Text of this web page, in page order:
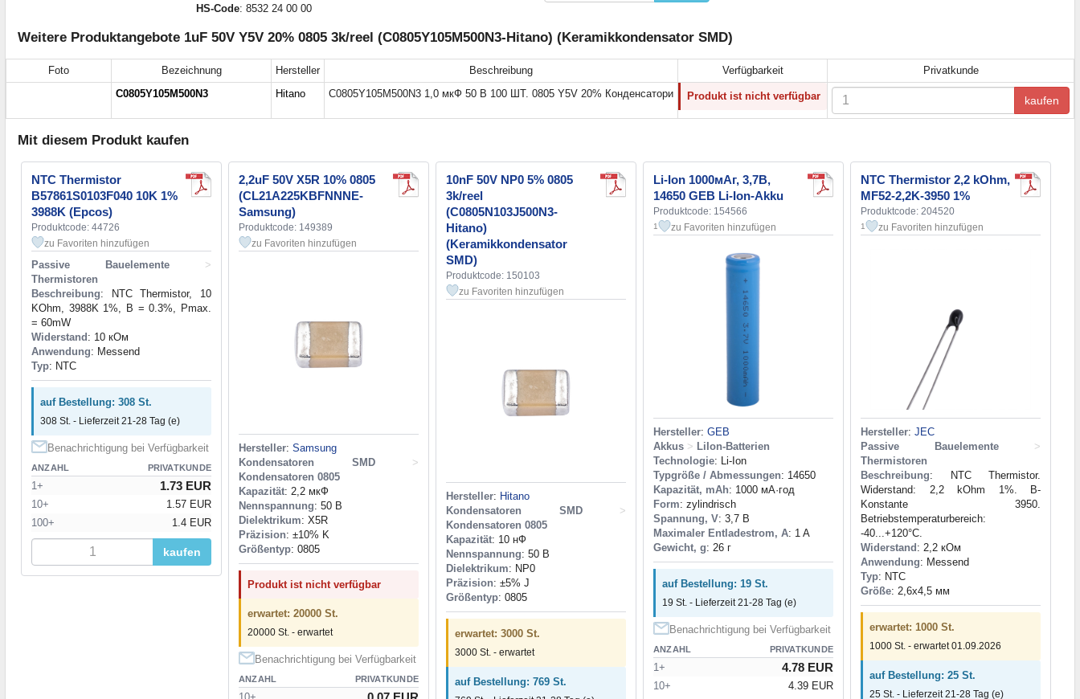
HS-Code: 8532 24 00 00
Weitere Produktangebote 1uF 50V Y5V 20% 0805 3k/reel (C0805Y105M500N3-Hitano) (Keramikkondensator SMD)
Foto Bezeichnung Hersteller Beschreibung Verfügbarkeit
Privatkunde
C0805Y105M500N3
Hitano C0805Y105M500N3 1,0 мкФ 50 В 100 ШТ. 0805 Y5V 20% Конденсатори Produkt ist nicht verfügbar kaufen
Mit diesem Produkt kaufen
NTC Thermistor
B57861S0103F040 10K 1%
3988K (Epcos)
Produktcode: 44726
zu Favoriten hinzufügen
Passive Bauelemente
>
Thermistoren
Beschreibung: NTC Thermistor, 10
KOhm, 3988K 1%, B = 0.3%, Pmax.
= 60mW
Widerstand : 10 кОм
Anwendung: Messend
Typ: NTC
auf Bestellung: 308 St.
308 St. - Lieferzeit 21-28 Tag (e)
Benachrichtigung bei Verfügbarkeit
ANZAHL PRIVATKUNDE
1+ 1.73 EUR
10+
1.57 EUR
100+
1.4 EUR
kaufen
2,2uF 50V X5R 10% 0805
(CL21A225KBFNNNE-
Samsung)
Produktcode: 149389
zu Favoriten hinzufügen
Hersteller: Samsung
Kondensatoren SMD
>
Kondensatoren 0805
Kapazität: 2,2 мкФ
Nennspannung: 50 В
Dielektrikum: X5R
Präzision: ±10% K
Größentyp: 0805
Produkt ist nicht verfügbar
erwartet: 20000 St.
20000 St. - erwartet
Benachrichtigung bei Verfügbarkeit
ANZAHL PRIVATKUNDE
10nF 50V NP0 5% 0805
3k/reel
(C0805N103J500N3-
Hitano)
(Keramikkondensator
SMD)
Produktcode: 150103
zu Favoriten hinzufügen
Hersteller: Hitano
Kondensatoren SMD
>
Kondensatoren 0805
Kapazität: 10 нФ
Nennspannung: 50 В
Dielektrikum: NP0
Präzision: ±5% J
Größentyp: 0805
erwartet: 3000 St.
3000 St. - erwartet
auf Bestellung: 769 St.
Li-Ion 1000мАг, 3,7В,
14650 GEB Li-Ion-Akku
Produktcode: 154566
1 zu Favoriten hinzufügen
Hersteller: GEB
Akkus > LiIon-Batterien
Technologie: Li-Ion
Typgröße / Abmessungen: 14650
Kapazität, mAh: 1000 мА·год
Form: zylindrisch
Spannung, V: 3,7 В
Maximaler Entladestrom, A: 1 A
Gewicht, g: 26 г
auf Bestellung: 19 St.
19 St. - Lieferzeit 21-28 Tag (e)
Benachrichtigung bei Verfügbarkeit
ANZAHL PRIVATKUNDE
1+ 4.78 EUR
10+ 4.39 EUR
NTC Thermistor 2,2 kOhm,
MF52-2,2K-3950 1%
Produktcode: 204520
1 zu Favoriten hinzufügen
Hersteller: JEC
Passive Bauelemente
>
Thermistoren
Beschreibung: NTC Thermistor.
Widerstand: 2,2 kOhm 1%. B-
Konstante 3950.
Betriebstemperaturbereich:
-40...+120°C.
Widerstand : 2,2 кОм
Anwendung: Messend
Typ: NTC
Größe: 2,6x4,5 мм
erwartet: 1000 St.
1000 St. - erwartet 01.09.2026
auf Bestellung: 25 St.
25 St. - Lieferzeit 21-28 Tag (e)